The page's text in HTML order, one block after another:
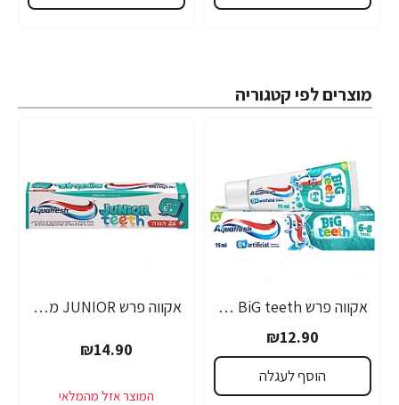
מוצרים לפי קטגוריה
אקווה פרש BiG teeth משחת שיניים לילדים לגילאי 6-8 שנים - 50 מ"ל
₪12.90
הוסף לעגלה
אקווה פרש JUNIOR משחת שיניים לילדים +6 - 50 מ"ל
₪14.90